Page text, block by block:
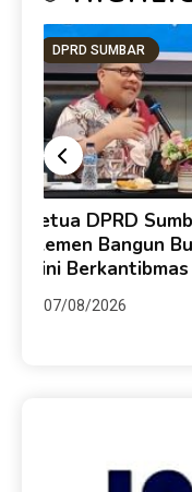
DPRD SUMBAR
Ketua DPRD
Elemen Bangun
Dini Berkantibmas
07/08/2026